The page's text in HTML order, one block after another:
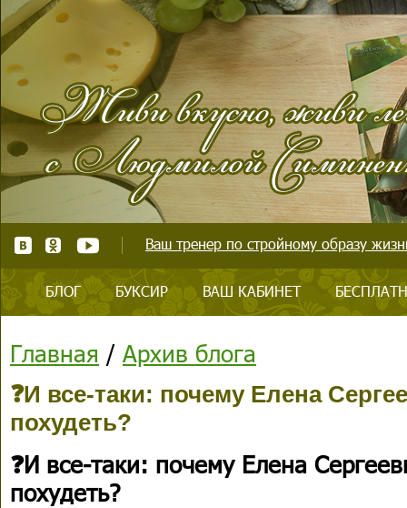
Ваш тренер по стройному образу
БЛОГ БУКСИР ВАШ КАБИНЕТ
Главная / Архив блога
❓И все-таки: почему Елена
похудеть?
❓И все-таки: почему Елена
похудеть?